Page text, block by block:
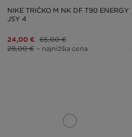
NIKE TRIČKO M NK DF T90 ENERGY
JSY 4
24,00 € 65,00 €
28,00 € – najnižšia cena